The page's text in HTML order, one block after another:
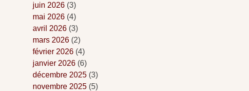
juin 2026 (3)
mai 2026 (4)
avril 2026 (3)
mars 2026 (2)
février 2026 (4)
janvier 2026 (6)
décembre 2025 (3)
novembre 2025 (5)